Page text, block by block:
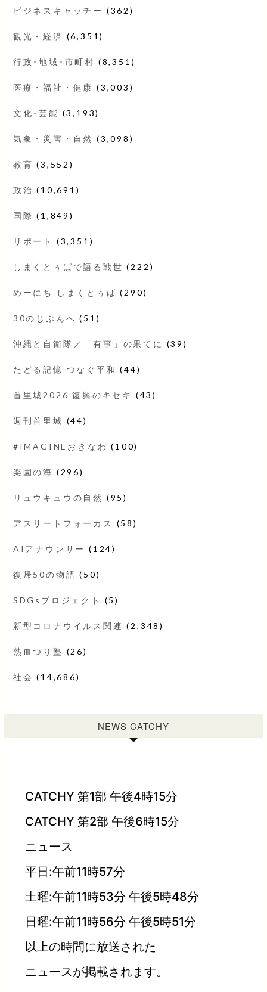
ビジネスキャッチー (362)
観光・経済 (6,351)
行政･地域･市町村 (8,351)
医療・福祉・健康 (3,003)
文化･芸能 (3,193)
気象・災害・自然 (3,098)
教育 (3,552)
政治 (10,691)
国際 (1,849)
リポート (3,351)
しまくとぅばで語る戦世 (222)
めーにち しまくとぅば (290)
30のじぶんへ (51)
沖縄と自衛隊／「有事」の果てに (39)
たどる記憶 つなぐ平和 (44)
首里城2026 復興のキセキ (43)
週刊首里城 (44)
#IMAGINEおきなわ (100)
楽園の海 (296)
リュウキュウの自然 (95)
アスリートフォーカス (58)
AIアナウンサー (124)
復帰50の物語 (50)
SDGsプロジェクト (5)
新型コロナウイルス関連 (2,348)
熱血つり塾 (26)
社会 (14,686)
NEWS CATCHY
CATCHY 第1部 午後4時15分
CATCHY 第2部 午後6時15分
ニュース
平日:午前11時57分
土曜:午前11時53分 午後5時48分
日曜:午前11時56分 午後5時51分
以上の時間に放送された
ニュースが掲載されます。